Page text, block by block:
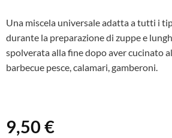
Una miscela universale adatta a tutti i
durante la preparazione di zuppe e
spolverata alla fine dopo aver cucinato
barbecue pesce, calamari, gamberoni.
9,50 €